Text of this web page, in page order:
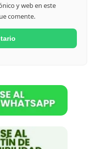
y web en este
comente.